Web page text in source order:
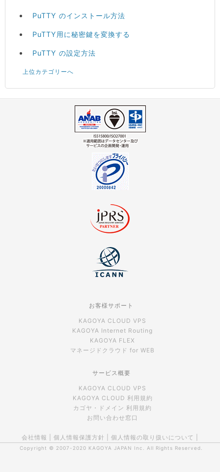
PuTTY のインストール方法
PuTTY用に秘密鍵を変換する
PuTTY の設定方法
上位カテゴリーへ
お客様サポート
KAGOYA CLOUD VPS
KAGOYA Internet Routing
KAGOYA FLEX
マネージドクラウド for WEB
サービス概要
KAGOYA CLOUD VPS
KAGOYA CLOUD 利用規約
カゴヤ・ドメイン 利用規約
お問い合わせ窓口
会社情報 個人情報保護方針 個人情報の取り扱いについて
Copyright © 2007-2020 KAGOYA JAPAN Inc. All Rights Reserved.